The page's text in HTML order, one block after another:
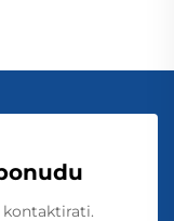
kontaktirati.